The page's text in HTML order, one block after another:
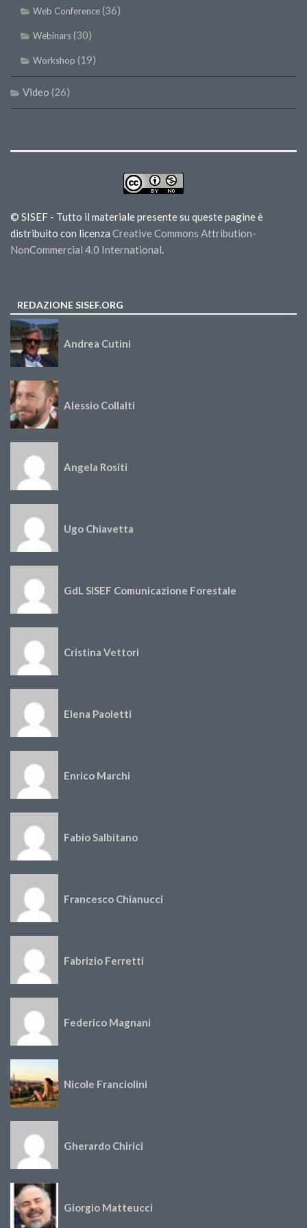
Web Conference(36)
Webinars(30)
Workshop (19)
Video (26)
© SISEF - Tutto il materiale presente su queste pagine è
distribuito con licenza Creative Commons Attribution-
NonCommercial 4.0 International.
REDAZIONE SISEF.ORG
Andrea Cutini
Alessio Collalti
Angela Rositi
Ugo Chiavetta
GdL SISEF Comunicazione Forestale
Cristina Vettori
Elena Paoletti
Enrico Marchi
Fabio Salbitano
Francesco Chianucci
Fabrizio Ferretti
Federico Magnani
Nicole Franciolini
Gherardo Chirici
Giorgio Matteucci